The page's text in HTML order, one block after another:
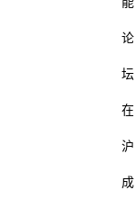
论
坛
在
沪
成